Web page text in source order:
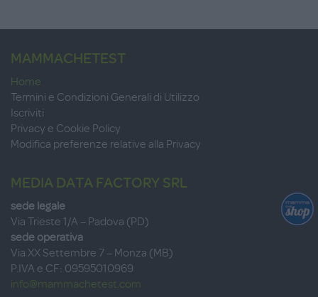
MAMMACHETEST
Home
Termini e Condizioni Generali di Utilizzo
Iscriviti
Privacy e Cookie Policy
Modifica preferenze relative alla Privacy
MEDIA DATA FACTORY SRL
sede legale
Via Trieste 1/A – Padova (PD)
sede operativa
Via XX Settembre 7 – Monza (MB)
P.IVA e CF: 09595010969
info@mammachetest.com